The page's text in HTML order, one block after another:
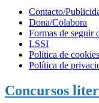
Contacto/
Dona/Colabora
Formas de seguir
LSSI
Política de
Política de
Concursos